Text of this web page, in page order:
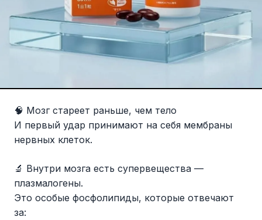
🧠 Мозг стареет раньше, чем тело
И первый удар принимают на себя мембраны
нервных клеток.
🔬 Внутри мозга есть супервещества —
плазмалогены.
Это особые фосфолипиды, которые отвечают
за: